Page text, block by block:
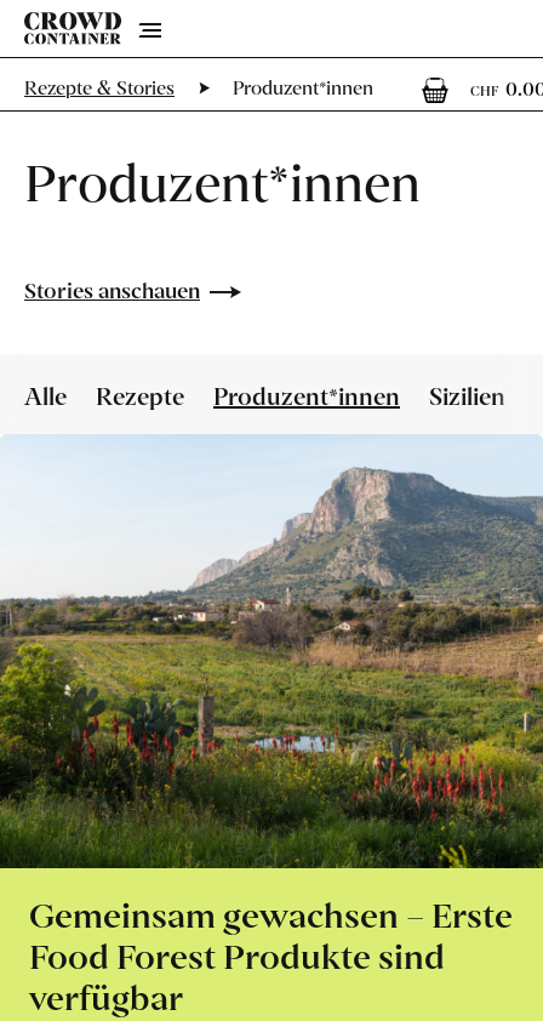
Menu
Rezepte & Stories Produzent*innen
CHF
Produzent*innen
Stories anschauen
Alle Rezepte Produzent*innen Sizilien
Gemeinsam gewachsen – Erste
Food Forest Produkte sind
verfügbar